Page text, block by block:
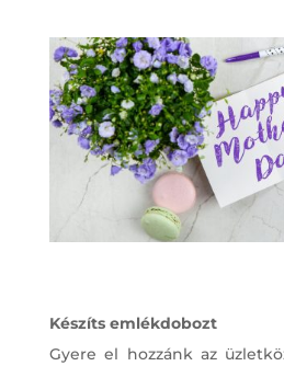
Készíts emlékdobozt
Gyere el hozzánk az